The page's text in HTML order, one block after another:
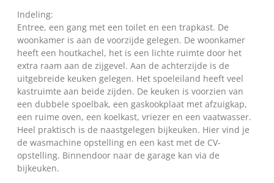
Indeling:
Entree, een gang met een toilet en een trapkast. De
woonkamer is aan de voorzijde gelegen. De woonkamer
heeft een houtkachel, het is een lichte ruimte door het
extra raam aan de zijgevel. Aan de achterzijde is de
uitgebreide keuken gelegen. Het spoeleiland heeft veel
kastruimte aan beide zijden. De keuken is voorzien van
een dubbele spoelbak, een gaskookplaat met afzuigkap,
een ruime oven, een koelkast, vriezer en een vaatwasser.
Heel praktisch is de naastgelegen bijkeuken. Hier vind je
de wasmachine opstelling en een kast met de CV-
opstelling. Binnendoor naar de garage kan via de
bijkeuken.